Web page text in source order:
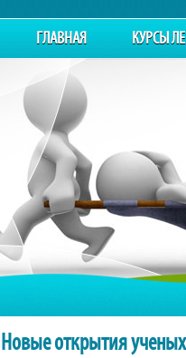
ГЛАВНАЯ КУРСЫ
Новые открытия